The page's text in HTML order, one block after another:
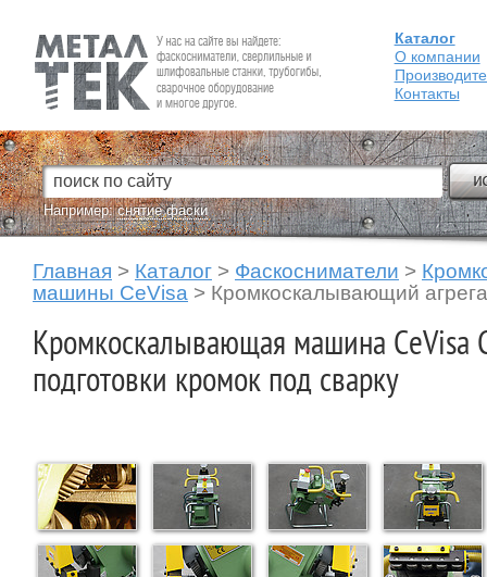
Fein — Профессиональный электроинструмент для обработки
металла.
Каталог
О компании
Контакты
Например:снятие фаски
Главная > Каталог > Фаскосниматели >
машины CeVisa > Кромкоскалывающий
Кромкоскалывающая машина CeVisa
подготовки кромок под сварку